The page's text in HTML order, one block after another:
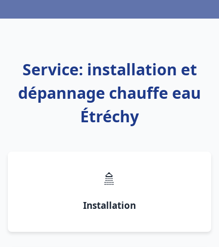
Service: installation et
dépannage chauffe eau
Étréchy
🚿
Installation